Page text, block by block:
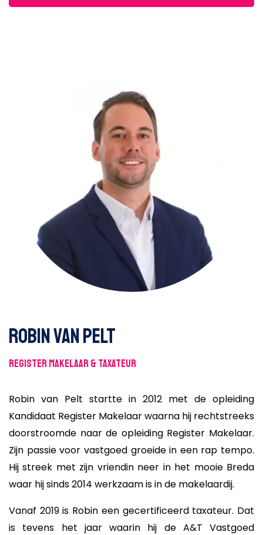
Robin van Pelt
Register makelaar & Taxateur
Robin van Pelt startte in 2012 met de opleiding
Kandidaat Register Makelaar waarna hij rechtstreeks
doorstroomde naar de opleiding Register Makelaar.
Zijn passie voor vastgoed groeide in een rap tempo.
Hij streek met zijn vriendin neer in het mooie Breda
waar hij sinds 2014 werkzaam is in de makelaardij.
Vanaf 2019 is Robin een gecertificeerd taxateur. Dat
is tevens het jaar waarin hij de A&T Vastgoed